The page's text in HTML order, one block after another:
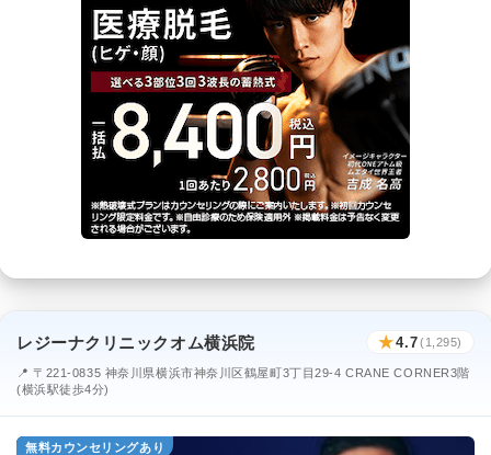
レジーナクリニックオム横浜院 ★4.7(1,295)
📍 〒221-0835 神奈川県横浜市神奈川区鶴屋町3丁目29-4 CRANE CORNER3階
(横浜駅徒歩4分)
無料カウンセリングあり